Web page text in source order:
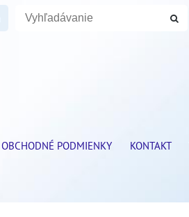
OBCHODNÉ PODMIENKY KONTAKT